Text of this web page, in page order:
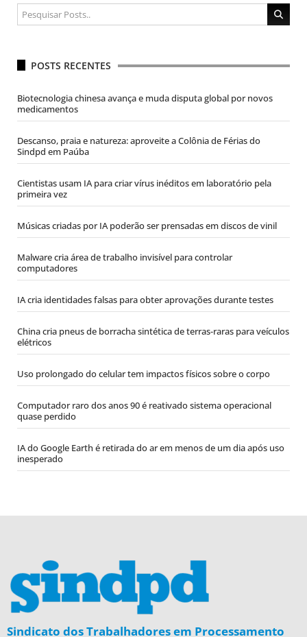
POSTS RECENTES
Biotecnologia chinesa avança e muda disputa global por novos
medicamentos
Descanso, praia e natureza: aproveite a Colônia de Férias do
Sindpd em Paúba
Cientistas usam IA para criar vírus inéditos em laboratório pela
primeira vez
Músicas criadas por IA poderão ser prensadas em discos de vinil
Malware cria área de trabalho invisível para controlar
computadores
IA cria identidades falsas para obter aprovações durante testes
China cria pneus de borracha sintética de terras-raras para veículos
elétricos
Uso prolongado do celular tem impactos físicos sobre o corpo
Computador raro dos anos 90 é reativado sistema operacional
quase perdido
IA do Google Earth é retirada do ar em menos de um dia após uso
inesperado
Sindicato dos Trabalhadores em Processamento